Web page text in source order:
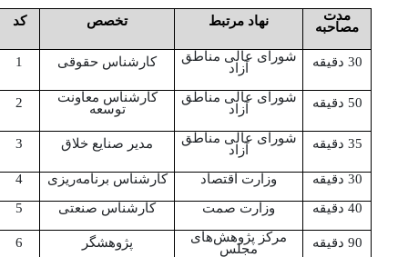
مدت
مصاحبه
نهاد مرتبط تخصص کد
30 دقیقه
شورای عالی مناطق
آزاد
کارشناس حقوقی 1
50 دقیقه
شورای عالی مناطق
آزاد
کارشناس معاونت
توسعه
2
35 دقیقه
شورای عالی مناطق
آزاد
مدیر صنایع خلاق 3
30 دقیقه وزارت اقتصاد کارشناس برنامه‌ریزی
4
40 دقیقه
وزارت صمت کارشناس صنعتی 5
90 دقیقه
مرکز پژوهش‌های
مجلس
پژوهشگر 6